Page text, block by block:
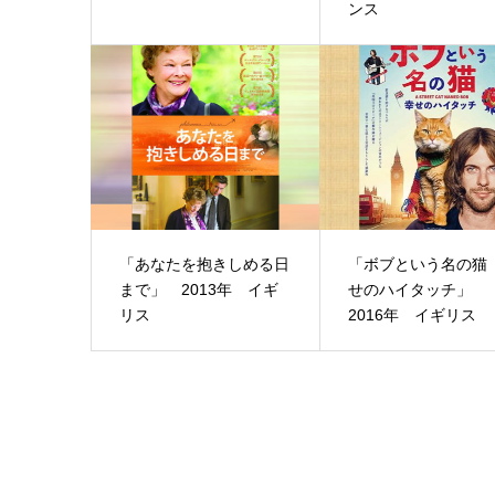
ンス
「あなたを抱きしめる日
まで」 2013年 イギ
リス
「ボブという名の
せのハイタッチ」
2016年 イギリス